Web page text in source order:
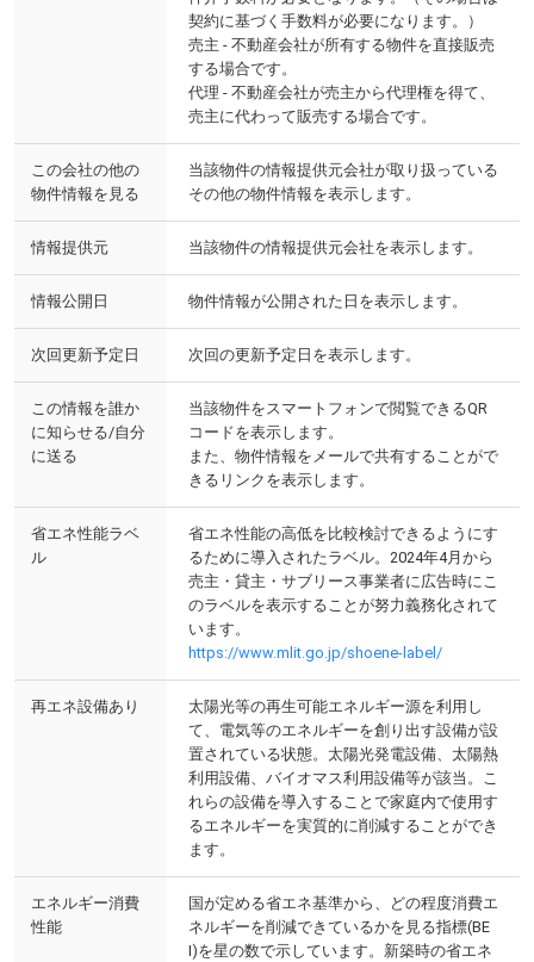
契約に基づく手数料が必要になります。）
売主 - 不動産会社が所有する物件を直接販売
する場合です。
代理 - 不動産会社が売主から代理権を得て、
売主に代わって販売する場合です。
この会社の他の
物件情報を見る
当該物件の情報提供元会社が取り扱っている
その他の物件情報を表示します。
情報提供元 当該物件の情報提供元会社を表示します。
情報公開日 物件情報が公開された日を表示します。
次回更新予定日 次回の更新予定日を表示します。
この情報を誰か
に知らせる/自分
に送る
当該物件をスマートフォンで閲覧できるQR
コードを表示します。
また、物件情報をメールで共有することがで
きるリンクを表示します。
省エネ性能ラベ
ル
省エネ性能の高低を比較検討できるようにす
るために導入されたラベル。2024年4月から
売主・貸主・サブリース事業者に広告時にこ
のラベルを表示することが努力義務化されて
います。
https://www.mlit.go.jp/shoene-label/
再エネ設備あり
太陽光等の再生可能エネルギー源を利用し
て、電気等のエネルギーを創り出す設備が設
置されている状態。太陽光発電設備、太陽熱
利用設備、バイオマス利用設備等が該当。こ
れらの設備を導入することで家庭内で使用す
るエネルギーを実質的に削減することができ
ます。
エネルギー消費
性能
国が定める省エネ基準から、どの程度消費エ
ネルギーを削減できているかを見る指標(BE
I)を星の数で示しています。新築時の省エネ